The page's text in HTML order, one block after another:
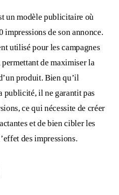
un modèle publicitaire où
impressions de son annonce.
utilisé pour les campagnes
de maximiser la
produit. Bien qu’il
publicité, il ne garantit pas
ce qui nécessite de créer
et de bien cibler les
des impressions.